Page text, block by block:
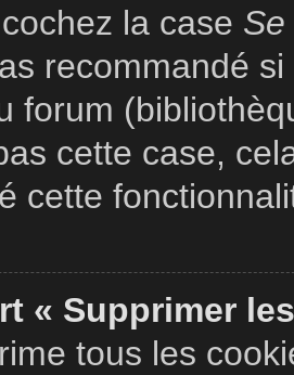
la case
recommandé
forum
cette case,
cette
« Supprimer
tous les